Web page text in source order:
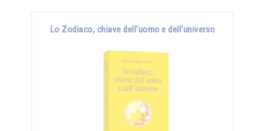
Lo Zodiaco, chiave dell'uomo e dell'universo